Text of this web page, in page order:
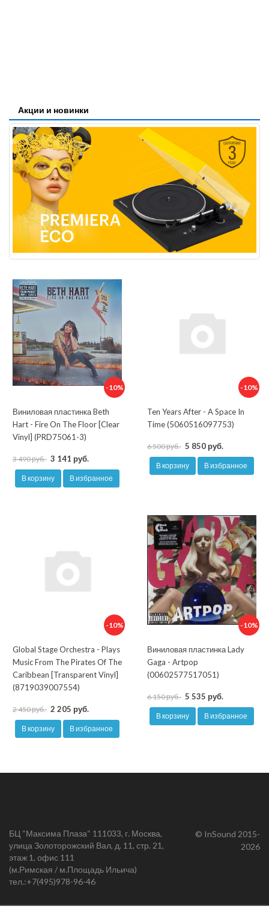
Акции и новинки
-10%
Виниловая пластинка Beth
Hart - Fire On The Floor [Clear
Vinyl] (PRD75061-3)
3 490 руб. 3 141 руб.
В корзину В избранное
-10%
Ten Years After - A Space In
Time (5060516097753)
6 500 руб. 5 850 руб.
В корзину В избранное
-10%
Global Stage Orchestra - Plays
Music From The Pirates Of The
Caribbean [Transparent Vinyl]
(8719039007554)
2 450 руб. 2 205 руб.
В корзину В избранное
-10%
Виниловая пластинка Lady
Gaga - Artpop
(00602577517051)
6 150 руб. 5 535 руб.
В корзину В избранное
БЦ “Максима Плаза“ 111033, г. Москва,
улица Золоторожский Вал, д. 11, стр. 21,
этаж 1, офис 111
(м.Римская / м.Площадь Ильича)
тел.:+7(495)978-96-46
© InSound 2015-
2026